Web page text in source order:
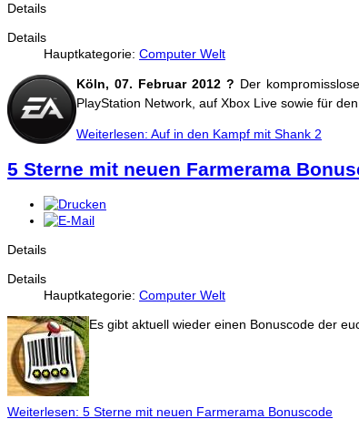
Details
Details
Hauptkategorie: Computer Welt
Köln, 07. Februar 2012 ? Der
PlayStation Network, auf Xbox Live sowie für
Weiterlesen: Auf in den Kampf mit Shank 2
5 Sterne mit neuen Farmerama
Details
Details
Hauptkategorie: Computer Welt
Es gibt aktuell wieder einen Bonuscode der
Weiterlesen: 5 Sterne mit neuen Farmerama Bonuscode